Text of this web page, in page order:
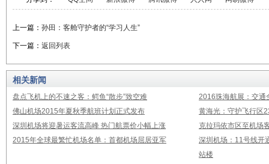
上一篇： 孙田：客舱守护者的“学习人生”
下一篇： 返回列表
相关新闻
盘点飞机上的不速之客：鳄鱼“散步”致空难
2016珠海航展：交通
佛山机场2015年夏秋季航班计划正式发布
黄海光：守护飞行区
深圳机场将迎暑运客流高峰 热门航票价小幅上涨
克拉玛依市区至机场
2015年全球最繁忙机场名单：首都机场屈居亚军
深圳机场：11号线开
站楼